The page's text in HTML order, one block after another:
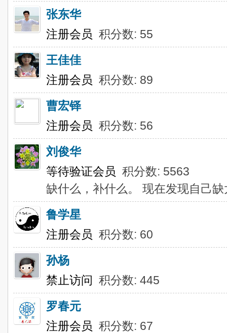
张东华
注册会员 积分数: 55
王佳佳
注册会员 积分数: 89
曹宏铎
注册会员 积分数: 56
刘俊华
等待验证会员 积分数: 5563
缺什么，补什么。 现在发现自己缺
鲁学星
注册会员 积分数: 60
孙杨
禁止访问 积分数: 445
罗春元
注册会员 积分数: 67